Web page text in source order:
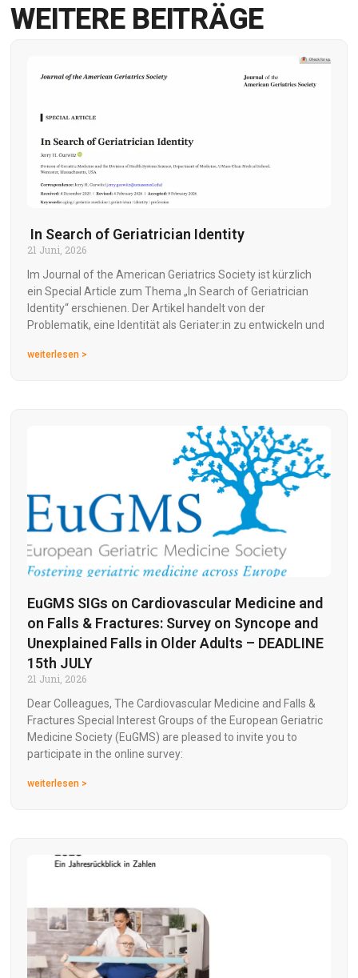
WEITERE BEITRÄGE
In Search of Geriatrician Identity
21 Juni, 2026
Im Journal of the American Geriatrics Society ist kürzlich
ein Special Article zum Thema „In Search of Geriatrician
Identity“ erschienen. Der Artikel handelt von der
Problematik, eine Identität als Geriater:in zu entwickeln und
weiterlesen >
EuGMS SIGs on Cardiovascular Medicine and
on Falls & Fractures: Survey on Syncope and
Unexplained Falls in Older Adults – DEADLINE
15th JULY
21 Juni, 2026
Dear Colleagues, The Cardiovascular Medicine and Falls &
Fractures Special Interest Groups of the European Geriatric
Medicine Society (EuGMS) are pleased to invite you to
participate in the online survey:
weiterlesen >